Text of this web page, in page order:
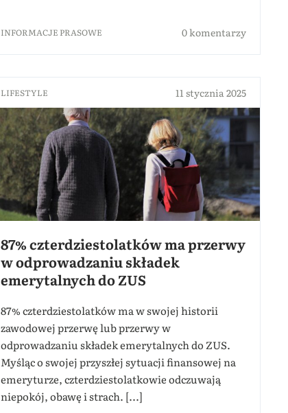
INFORMACJE PRASOWE 0 komentarzy
LIFESTYLE 11 stycznia 2025
87% czterdziestolatków ma przerwy
w odprowadzaniu składek
emerytalnych do ZUS
87% czterdziestolatków ma w swojej historii
zawodowej przerwę lub przerwy w
odprowadzaniu składek emerytalnych do ZUS.
Myśląc o swojej przyszłej sytuacji finansowej na
emeryturze, czterdziestolatkowie odczuwają
niepokój, obawę i strach. [...]